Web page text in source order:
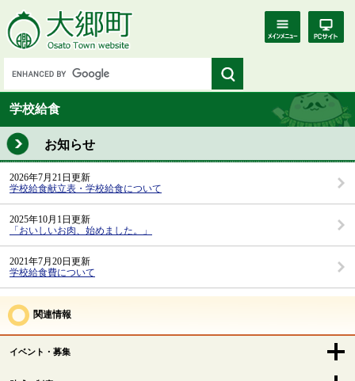
学校給食
お知らせ
2026年7月21日更新
学校給食献立表・学校給食について
2025年10月1日更新
「おいしいお肉、始めました。」
2021年7月20日更新
学校給食費について
関連情報
イベント・募集